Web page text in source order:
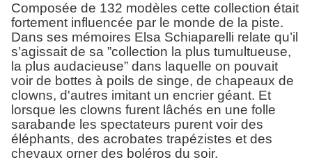
Composée de 132 modèles cette collection était
fortement influencée par le monde de la piste.
Dans ses mémoires Elsa Schiaparelli relate qu’il
s’agissait de sa ”collection la plus tumultueuse,
la plus audacieuse” dans laquelle on pouvait
voir de bottes à poils de singe, de chapeaux de
clowns, d'autres imitant un encrier géant. Et
lorsque les clowns furent lâchés en une folle
sarabande les spectateurs purent voir des
éléphants, des acrobates trapézistes et des
chevaux orner des boléros du soir.